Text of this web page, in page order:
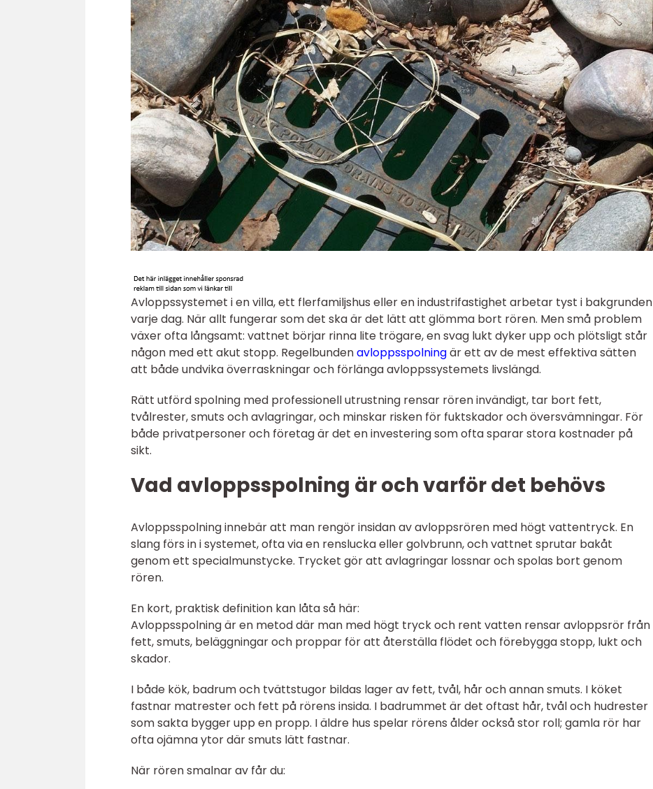
Avloppssystemet i en villa, ett flerfamiljshus eller en industrifastighet arbetar tyst i bakgrunden
varje dag. När allt fungerar som det ska är det lätt att glömma bort rören. Men små problem
växer ofta långsamt: vattnet börjar rinna lite trögare, en svag lukt dyker upp och plötsligt står
någon med ett akut stopp. Regelbundenavloppsspolningär ett av de mest effektiva sätten
att både undvika överraskningar och förlänga avloppssystemets livslängd.
Rätt utförd spolning med professionell utrustning rensar rören invändigt, tar bort fett,
tvålrester, smuts och avlagringar, och minskar risken för fuktskador och översvämningar. För
både privatpersoner och företag är det en investering som ofta sparar stora kostnader på
sikt.
Vad avloppsspolning är och varför det behövs
Avloppsspolning innebär att man rengör insidan av avloppsrören med högt vattentryck. En
slang förs in i systemet, ofta via en renslucka eller golvbrunn, och vattnet sprutar bakåt
genom ett specialmunstycke. Trycket gör att avlagringar lossnar och spolas bort genom
rören.
En kort, praktisk definition kan låta så här:
Avloppsspolning är en metod där man med högt tryck och rent vatten rensar avloppsrör från
fett, smuts, beläggningar och proppar för att återställa flödet och förebygga stopp, lukt och
skador.
I både kök, badrum och tvättstugor bildas lager av fett, tvål, hår och annan smuts. I köket
fastnar matrester och fett på rörens insida. I badrummet är det oftast hår, tvål och hudrester
som sakta bygger upp en propp. I äldre hus spelar rörens ålder också stor roll; gamla rör har
ofta ojämna ytor där smuts lätt fastnar.
När rören smalnar av får du: